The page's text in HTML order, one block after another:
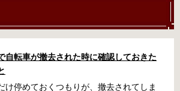
自転車が撤去された時に確認しておきた
け停めておくつもりが、撤去されてしま